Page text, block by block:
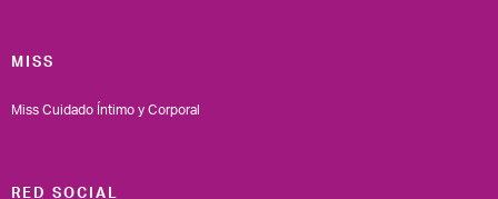
MISS
Miss Cuidado Íntimo y Corporal
RED SOCIAL